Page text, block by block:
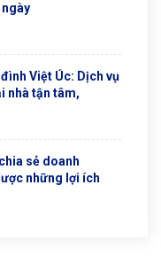
Việt Úc: Dịch vụ
nhà tận tâm,
sẻ doanh
những lợi ích